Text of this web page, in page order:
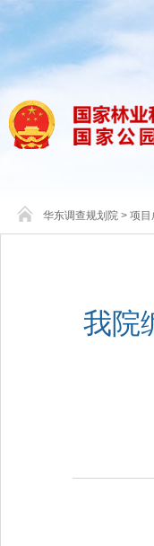
华东调查规划院 > 项目
我院